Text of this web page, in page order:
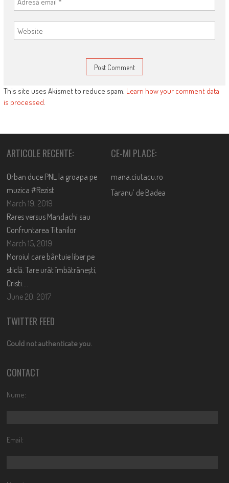
This site uses Akismet to reduce spam. Learn how your comment data
is processed.
ARTICOLE RECENTE:
Orban duce PNL la groapa pe
muzica #Rezist
March 19, 2019
Rares versus Mandachi sau
Confruntarea Titanilor
March 15, 2019
Moroiul care bântuie liber pe
sticlă. Tare urât îmbătrânești,
Cristi….
June 20, 2017
CE-MI PLACE:
mana.ciutacu.ro
Taranu’ de Badea
TWITTER FEED
Could not authenticate you.
CONTACT
Nume:
Email: